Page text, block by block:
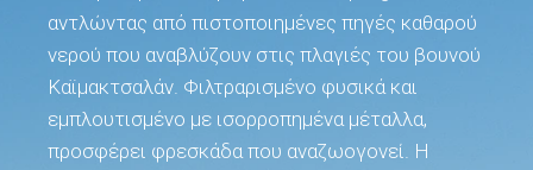
αντλώντας από πιστοποιημένες πηγές καθαρού
νερού που αναβλύζουν στις πλαγιές του βουνού
Καϊμακτσαλάν. Φιλτραρισμένο φυσικά και
εμπλουτισμένο με ισορροπημένα μέταλλα,
προσφέρει φρεσκάδα που αναζωογονεί. Η